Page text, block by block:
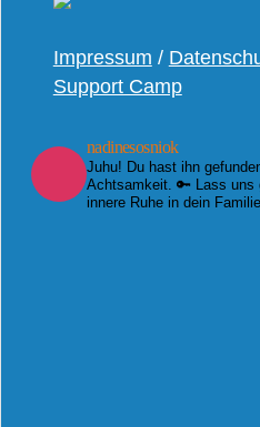
Impressum /
Support Camp
nadinesosniok
Juhu! Du hast ihn
Achtsamkeit. 🔑 Lass uns
innere Ruhe in dein